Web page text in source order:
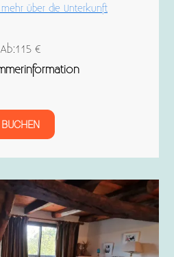
mehr über die Unterkunft
Ab:115 €
BUCHEN